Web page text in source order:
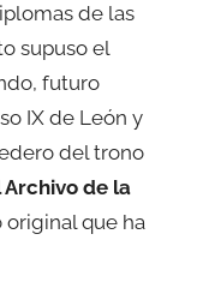
de las
supuso el
futuro
IX de León y
del trono
Archivo de la
original que ha